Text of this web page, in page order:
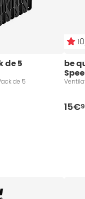
de 5
de 5
be
15€